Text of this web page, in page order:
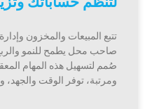
تتبع المبيعات والمخزون
صاحب محل يطمح للنمو
صُمم لتسهيل هذه المهام
ومرتبة، توفر الوقت